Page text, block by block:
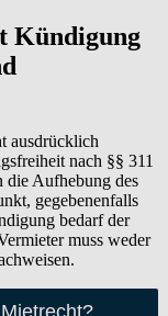
Kündigung
ausdrücklich
nach §§ 311
die Aufhebung des
gegebenenfalls
bedarf der
muss weder